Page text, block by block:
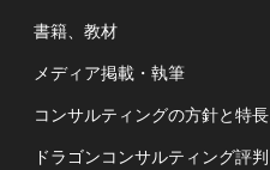
書籍、教材
メディア掲載・執筆
コンサルティングの方針と特長
ドラゴンコンサルティング評判